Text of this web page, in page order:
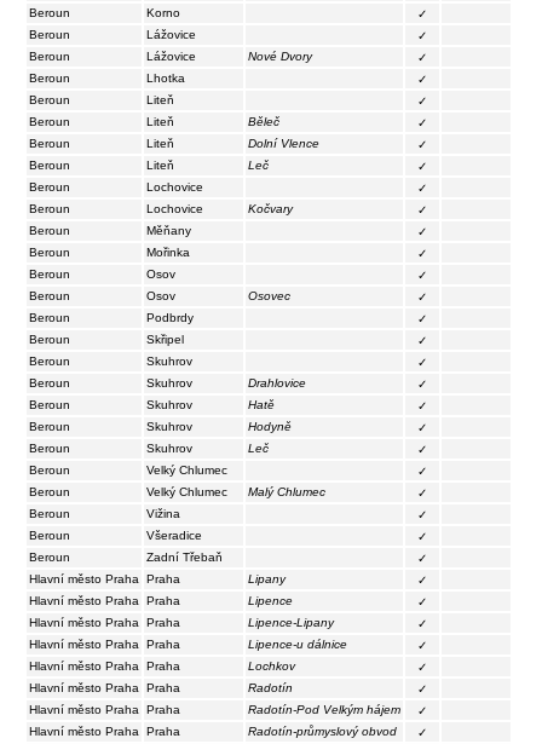
Beroun
Korno
✓
Beroun
Lážovice
✓
Beroun
Lážovice Nové Dvory
✓
Beroun
Lhotka
✓
Beroun
Liteň
✓
Beroun
Liteň Běleč
✓
Beroun
Liteň Dolní Vlence
✓
Beroun
Liteň Leč
✓
Beroun
Lochovice
✓
Beroun
Lochovice Kočvary
✓
Beroun
Měňany
✓
Beroun
Mořinka
✓
Beroun
Osov
✓
Beroun
Osov Osovec
✓
Beroun
Podbrdy
✓
Beroun
Skřipel
✓
Beroun
Skuhrov
✓
Beroun
Skuhrov Drahlovice
✓
Beroun
Skuhrov Hatě
✓
Beroun
Skuhrov Hodyně
✓
Beroun
Skuhrov Leč
✓
Beroun
Velký Chlumec
✓
Beroun
Velký Chlumec Malý Chlumec
✓
Beroun
Vižina
✓
Beroun
Všeradice
✓
Beroun
Zadní Třebaň
✓
Hlavní město Praha
Praha Lipany
✓
Hlavní město Praha
Praha Lipence
✓
Hlavní město Praha
Praha Lipence-Lipany
✓
Hlavní město Praha
Praha Lipence-u dálnice
✓
Hlavní město Praha
Praha Lochkov
✓
Hlavní město Praha
Praha Radotín
✓
Hlavní město Praha
Praha Radotín-Pod Velkým hájem
✓
Hlavní město Praha
Praha Radotín-průmyslový obvod
✓